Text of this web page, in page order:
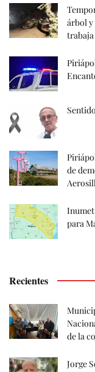
árbol y
de
para
Recientes
de la
Jorge